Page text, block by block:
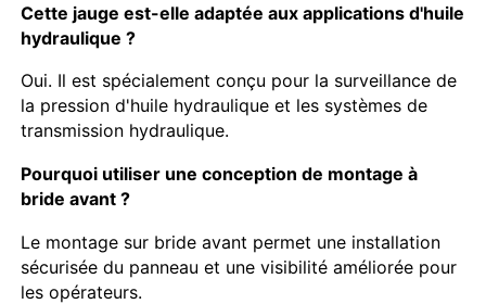
Cette jauge est-elle adaptée aux applications d'huile
hydraulique ?
Oui. Il est spécialement conçu pour la surveillance de
la pression d'huile hydraulique et les systèmes de
transmission hydraulique.
Pourquoi utiliser une conception de montage à
bride avant ?
Le montage sur bride avant permet une installation
sécurisée du panneau et une visibilité améliorée pour
les opérateurs.